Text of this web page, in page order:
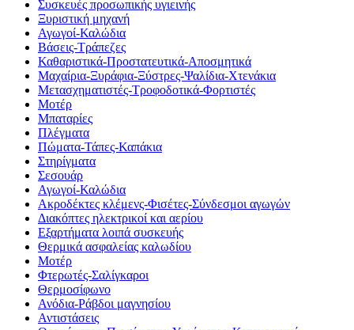
Συσκευές προσωπικής υγιεινής
Ξυριστική μηχανή
Αγωγοί-Καλώδια
Βάσεις-Τράπεζες
Καθαριστικά-Προστατευτικά-Αποσμητικά
Μαχαίρια-Ξυράφια-Ξύστρες-Ψαλίδια-Χτενάκια
Μετασχηματιστές-Τροφοδοτικά-Φορτιστές
Μοτέρ
Μπαταρίες
Πλέγματα
Πώματα-Τάπες-Καπάκια
Στηρίγματα
Σεσουάρ
Αγωγοί-Καλώδια
Ακροδέκτες κλέμενς-Φισέτες-Σύνδεσμοι αγωγών
Διακόπτες ηλεκτρικοί και αερίου
Εξαρτήματα λοιπά συσκευής
Θερμικά ασφαλείας καλωδίου
Μοτέρ
Φτερωτές-Σαλίγκαροι
Θερμοσίφωνο
Ανόδια-Ράβδοι μαγνησίου
Αντιστάσεις